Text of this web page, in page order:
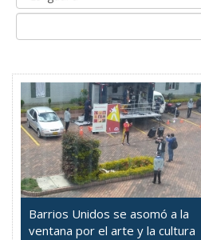
Barrios Unidos se asomó a la
ventana por el arte y la cultura